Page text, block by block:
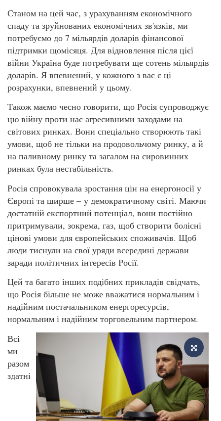
Станом на цей час, з урахуванням економічного
спаду та зруйнованих економічних зв'язків, ми
потребуємо до 7 мільярдів доларів фінансової
підтримки щомісяця. Для відновлення після цієї
війни Україна буде потребувати ще сотень мільярдів
доларів. Я впевнений, у кожного з вас є ці
розрахунки, впевнений у цьому.
Також маємо чесно говорити, що Росія супроводжує
цю війну проти нас агресивними заходами на
світових ринках. Вони спеціально створюють такі
умови, щоб не тільки на продовольчому ринку, а й
на паливному ринку та загалом на сировинних
ринках була нестабільність.
Росія спровокувала зростання цін на енергоносії у
Європі та ширше – у демократичному світі. Маючи
достатній експортний потенціал, вони постійно
притримували, зокрема, газ, щоб створити болісні
цінові умови для європейських споживачів. Щоб
люди тиснули на свої уряди всередині держави
заради політичних інтересів Росії.
Цей та багато інших подібних прикладів свідчать,
що Росія більше не може вважатися нормальним і
надійним постачальником енергоресурсів,
нормальним і надійним торговельним партнером.
Всі
ми
разом
здатні